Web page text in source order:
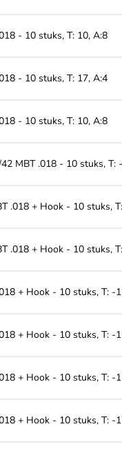
- 10 stuks, T: 10, A:8
- 10 stuks, T: 17, A:4
- 10 stuks, T: 10, A:8
MBT .018 - 10 stuks, T:
.018 + Hook - 10 stuks,
.018 + Hook - 10 stuks,
+ Hook - 10 stuks, T: -
+ Hook - 10 stuks, T: -
+ Hook - 10 stuks, T: -
+ Hook - 10 stuks, T: -